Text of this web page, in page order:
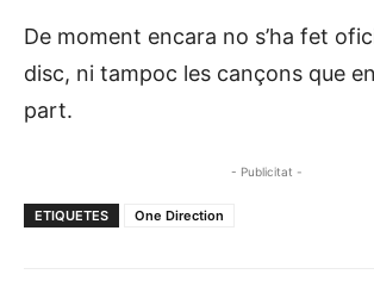
De moment encara no s’ha fet
disc, ni tampoc les cançons que
part.
- Publicitat -
ETIQUETES One Direction